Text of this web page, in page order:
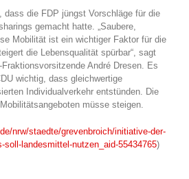
dass die FDP jüngst Vorschläge für die
gemacht hatte. „Saubere,
Mobilität ist ein wichtiger Faktor für die
die Lebensqualität spürbar“, sagt
André Dresen. Es
wichtig, dass gleichwertige
Individualverkehr entstünden. Die
müsse steigen.
nrw/staedte/grevenbroich/initiative-der-
soll-landesmittel-nutzen_aid-55434765)